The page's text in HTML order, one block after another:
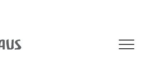
(MOBILE)
- 806 - 0